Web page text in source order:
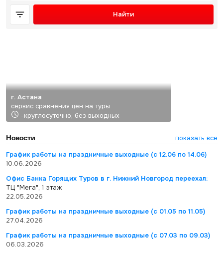
Найти
г. Астана
сервис сравнения цен на туры
-круглосуточно, без выходных
Новости
показать все
График работы на праздничные выходные (с 12.06 по 14.06)
10.06.2026
Офис Банка Горящих Туров в г. Нижний Новгород переехал:
ТЦ "Мега", 1 этаж
22.05.2026
График работы на праздничные выходные (с 01.05 по 11.05)
27.04.2026
График работы на праздничные выходные (с 07.03 по 09.03)
06.03.2026